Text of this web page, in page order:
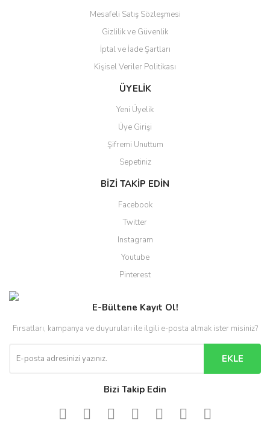
Gönder
Mesafeli Satış Sözleşmesi
Gizlilik ve Güvenlik
İptal ve İade Şartları
Kişisel Veriler Politikası
ÜYELİK
Yeni Üyelik
Üye Girişi
Şifremi Unuttum
Sepetiniz
BİZİ TAKİP EDİN
Facebook
Twitter
Instagram
Youtube
Pinterest
E-Bültene Kayıt Ol!
Fırsatları, kampanya ve duyuruları ile ilgili e-posta almak ister misiniz?
EKLE
Bizi Takip Edin